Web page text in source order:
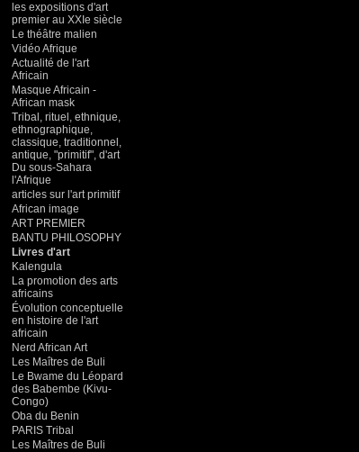
les expositions d'art
premier au XXIe siècle
Le théâtre malien
Vidéo Afrique
Actualité de l'art
Africain
Masque Africain -
African mask
Tribal, rituel, ethnique,
ethnographique,
classique, traditionnel,
antique, "primitif", d'art
Du sous-Sahara
l'Afrique
articles sur l'art primitif
African image
ART PREMIER
BANTU PHILOSOPHY
Livres d'art
Kalengula
La promotion des arts
africains
Évolution conceptuelle
en histoire de l'art
africain
Nerd African Art
Les Maîtres de Buli
Le Bwame du Léopard
des Babembe (Kivu-
Congo)
Oba du Benin
PARIS Tribal
Les Maîtres de Buli